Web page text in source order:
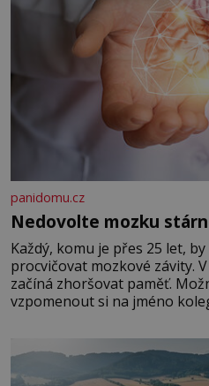
panidomu.cz
Nedovolte mozku
Každý, komu je přes 25 let,
procvičovat mozkové závity.
začíná zhoršovat paměť.
vzpomenout si na jméno
Je to opravdu tak, s věkem
rozhodla stávkovat. Cvičte